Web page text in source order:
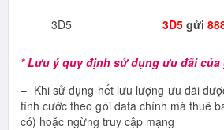
3D5 3D5gửi
* Lưu ý quy định sử dụng ưu đãi của
– Khi sử dụng hết lưu lượng ưu đãi
tính cước theo gói data chính mà thuê
có) hoặc ngừng truy cập mạng